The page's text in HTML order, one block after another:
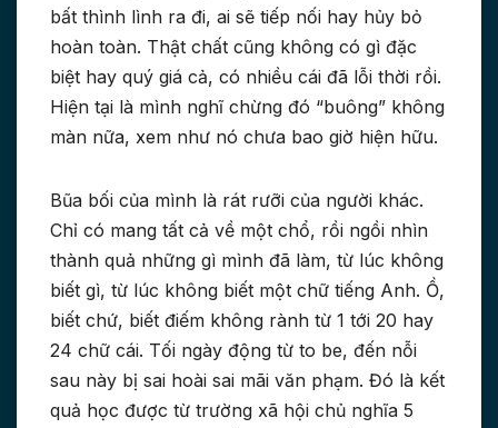
bất thình lình ra đi, ai sẽ tiếp nối hay hủy bỏ
hoàn toàn. Thật chất cũng không có gì đặc
biệt hay quý giá cả, có nhiều cái đã lỗi thời rồi.
Hiện tại là mình nghĩ chừng đó “buông” không
màn nữa, xem như nó chưa bao giờ hiện hữu.
Bũa bối của mình là rát rưỡi của người khác.
Chỉ có mang tất cả về một chổ, rồi ngồi nhìn
thành quả những gì mình đã làm, từ lúc không
biết gì, từ lúc không biết một chữ tiếng Anh. Ồ,
biết chứ, biết điếm không rành từ 1 tới 20 hay
24 chữ cái. Tối ngày động từ to be, đến nỗi
sau này bị sai hoài sai mãi văn phạm. Đó là kết
quả học được từ trường xã hội chủ nghĩa 5